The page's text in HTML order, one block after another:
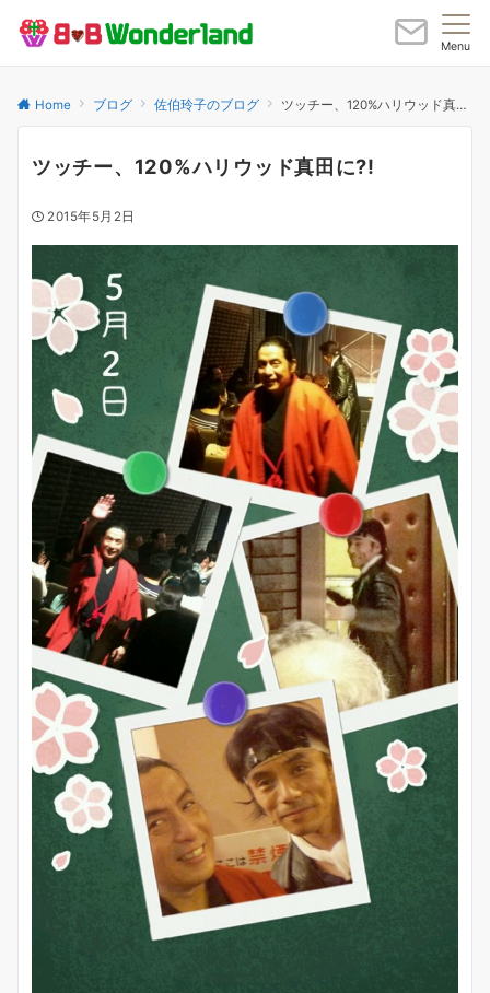
Menu
Home ブログ 佐伯玲子のブログ ツッチー、120%ハリウッド真田に?!
ツッチー、120%ハリウッド真田に?!
2015年5月2日